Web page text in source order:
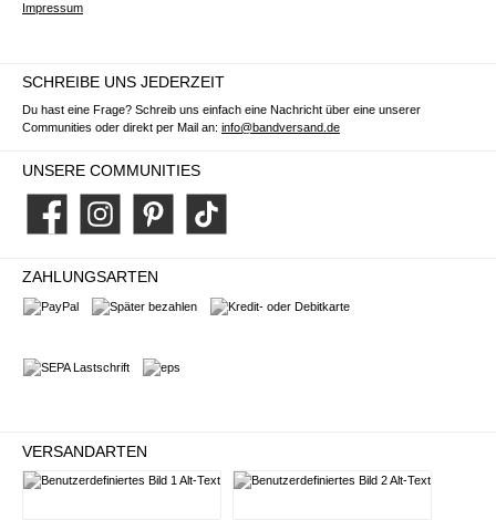
Impressum
SCHREIBE UNS JEDERZEIT
Du hast eine Frage? Schreib uns einfach eine Nachricht über eine unserer
Communities oder direkt per Mail an: info@bandversand.de
UNSERE COMMUNITIES
Facebook Instagram Pinterest TikTok
ZAHLUNGSARTEN
VERSANDARTEN